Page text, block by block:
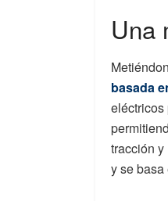
Una
basada
eléctricos
tracción
y se